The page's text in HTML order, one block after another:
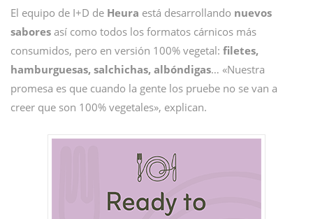
El equipo de I+D de Heura está desarrollando nuevos
sabores así como todos los formatos cárnicos más
consumidos, pero en versión 100% vegetal: filetes,
hamburguesas, salchichas, albóndigas… «Nuestra
promesa es que cuando la gente los pruebe no se van a
creer que son 100% vegetales», explican.